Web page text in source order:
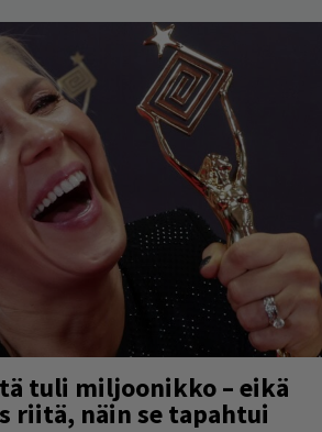
tuli miljoonikko – eikä
riitä, näin se tapahtui